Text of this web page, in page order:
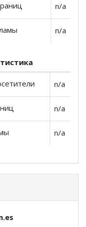
n/a
n/a
n/a
n/a
n/a